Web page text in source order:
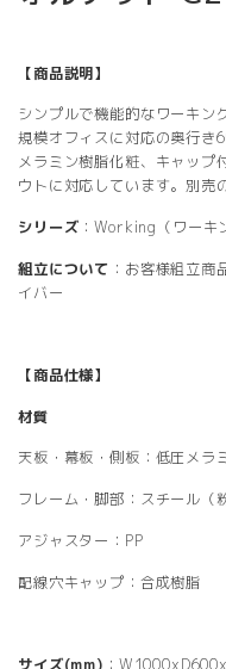
【商品説明】
シンプルで機能的なワーキ
規模オフィスに対応の奥行き
メラミン樹脂化粧、キャップ
ウトに対応しています。別売
シリーズ ：Working（ワーキ
組立について ：お客様組立
イバー
【商品仕様】
材質
天板・幕板・側板：低圧メラ
フレーム・脚部：スチール（
アジャスター：PP
配線穴キャップ：合成樹脂
サイズ(mm) ：